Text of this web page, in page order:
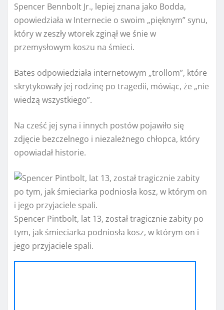
Spencer Bennbolt Jr., lepiej znana jako Bodda,
opowiedziała w Internecie o swoim „pięknym” synu,
który w zeszły wtorek zginął we śnie w
przemysłowym koszu na śmieci.
Bates odpowiedziała internetowym „trollom”, które
skrytykowały jej rodzinę po tragedii, mówiąc, że „nie
wiedzą wszystkiego”.
Na cześć jej syna i innych postów pojawiło się
zdjęcie bezczelnego i niezależnego chłopca, który
opowiadał historie.
Spencer Pintbolt, lat 13, został tragicznie zabity po
tym, jak śmieciarka podniosła kosz, w którym on i
jego przyjaciele spali.